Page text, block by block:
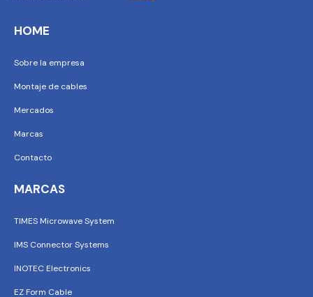
HOME
Sobre la empresa
Montaje de cables
Mercados
Marcas
Contacto
MARCAS
TIMES Microwave System
IMS Connector Systems
INOTEC Electronics
EZ Form Cable